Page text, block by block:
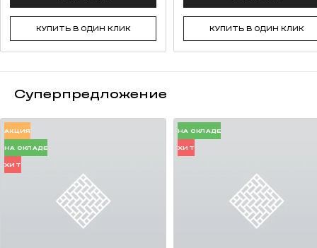
КУПИТЬ В ОДИН КЛИК КУПИТЬ В ОДИН КЛИК
Суперпредложение
АКЦИЯ
НА СКЛАДЕ
ХИТ
НА СКЛАДЕ
ХИТ